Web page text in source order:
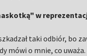
w
taki odbiór, bo
mówi o mnie, co